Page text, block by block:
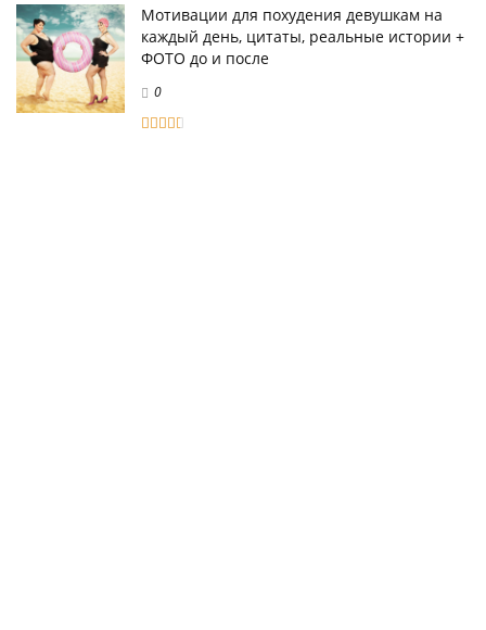
Мотивации для похудения девушкам на
каждый день, цитаты, реальные истории +
ФОТО до и после
0